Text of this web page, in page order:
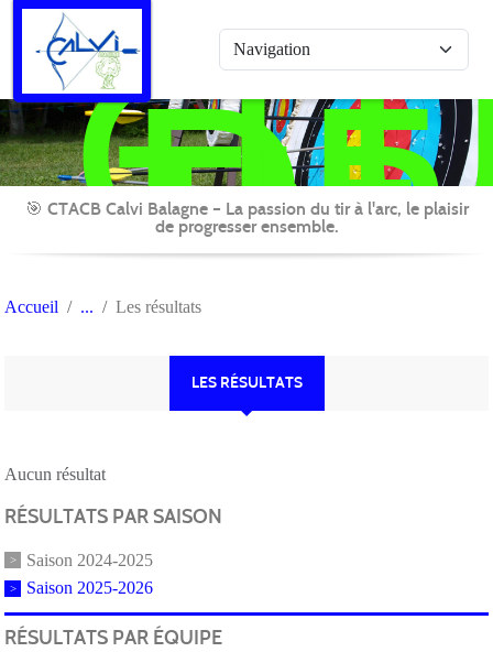
DE
TIR
A
🎯 CTACB Calvi Balagne – La passion du tir à l'arc, le plaisir
de progresser ensemble.
Accueil Les résultats
LES RÉSULTATS
Aucun résultat
RÉSULTATS PAR SAISON
Saison 2024-2025
Saison 2025-2026
RÉSULTATS PAR ÉQUIPE
Panneau de gestion des cookies